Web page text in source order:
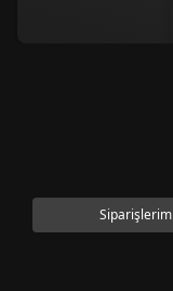
Siparişlerim